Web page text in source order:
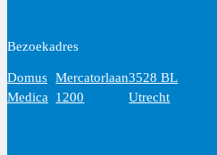
Bezoekadres
Domus
Medica
Mercatorlaan
1200
3528 BL
Utrecht